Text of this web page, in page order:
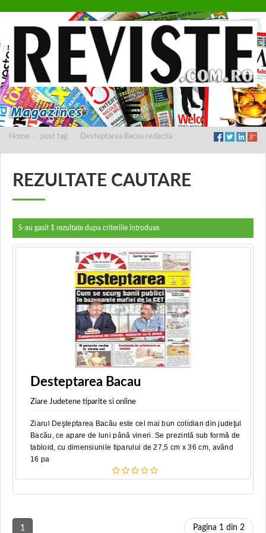
Home post tag Desteptarea Bacau redactia
REZULTATE CAUTARE
S-au gasit 1 rezultate dupa criteriile introduse.
Desteptarea Bacau
Ziare Judetene tiparite si online
Ziarul Deşteptarea Bacău este cel mai bun cotidian din judeţul
Bacău, ce apare de luni până vineri. Se prezintă sub formă de
tabloid, cu dimensiunile tiparului de 27,5 cm x 36 cm, având
16 pa
1 Pagina 1 din 2